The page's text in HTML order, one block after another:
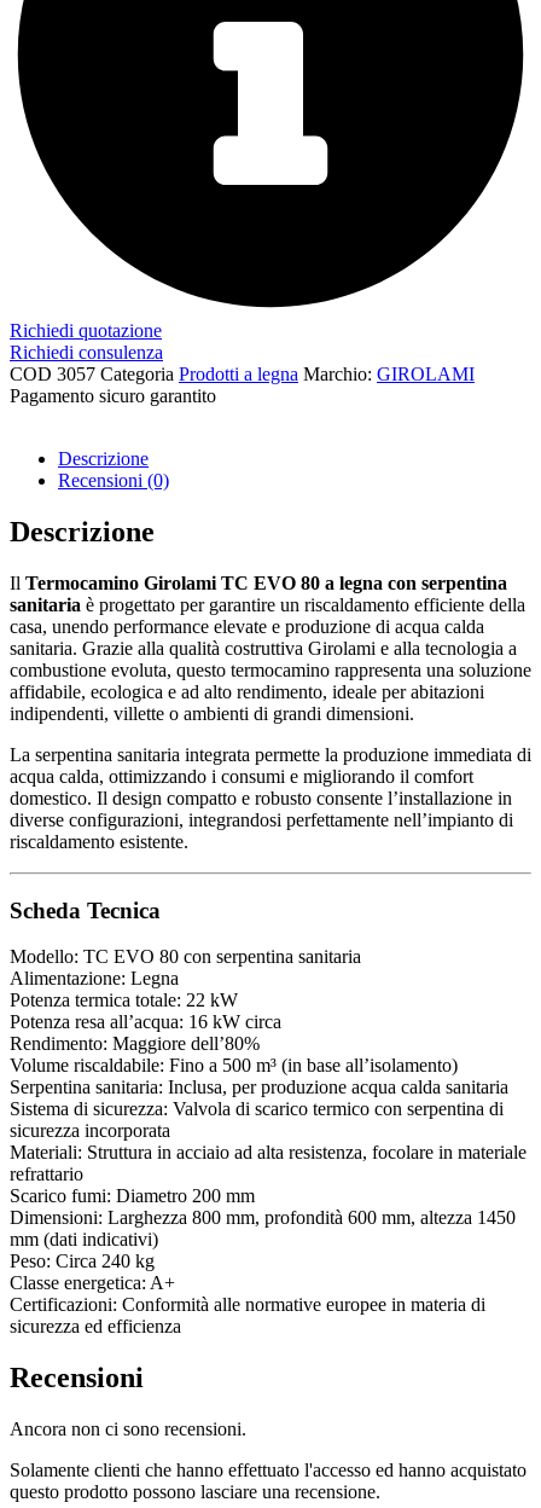
Richiedi quotazione
Richiedi consulenza
COD 3057 Categoria Prodotti a legna Marchio: GIROLAMI
Pagamento sicuro garantito​
Descrizione
Recensioni (0)
Descrizione
Il Termocamino Girolami TC EVO 80 a legna con serpentina
sanitaria è progettato per garantire un riscaldamento efficiente della
casa, unendo performance elevate e produzione di acqua calda
sanitaria. Grazie alla qualità costruttiva Girolami e alla tecnologia a
combustione evoluta, questo termocamino rappresenta una soluzione
affidabile, ecologica e ad alto rendimento, ideale per abitazioni
indipendenti, villette o ambienti di grandi dimensioni.
La serpentina sanitaria integrata permette la produzione immediata di
acqua calda, ottimizzando i consumi e migliorando il comfort
domestico. Il design compatto e robusto consente l’installazione in
diverse configurazioni, integrandosi perfettamente nell’impianto di
riscaldamento esistente.
Scheda Tecnica
Modello: TC EVO 80 con serpentina sanitaria
Alimentazione: Legna
Potenza termica totale: 22 kW
Potenza resa all’acqua: 16 kW circa
Rendimento: Maggiore dell’80%
Volume riscaldabile: Fino a 500 m³ (in base all’isolamento)
Serpentina sanitaria: Inclusa, per produzione acqua calda sanitaria
Sistema di sicurezza: Valvola di scarico termico con serpentina di
sicurezza incorporata
Materiali: Struttura in acciaio ad alta resistenza, focolare in materiale
refrattario
Scarico fumi: Diametro 200 mm
Dimensioni: Larghezza 800 mm, profondità 600 mm, altezza 1450
mm (dati indicativi)
Peso: Circa 240 kg
Classe energetica: A+
Certificazioni: Conformità alle normative europee in materia di
sicurezza ed efficienza
Recensioni
Ancora non ci sono recensioni.
Solamente clienti che hanno effettuato l'accesso ed hanno acquistato
questo prodotto possono lasciare una recensione.